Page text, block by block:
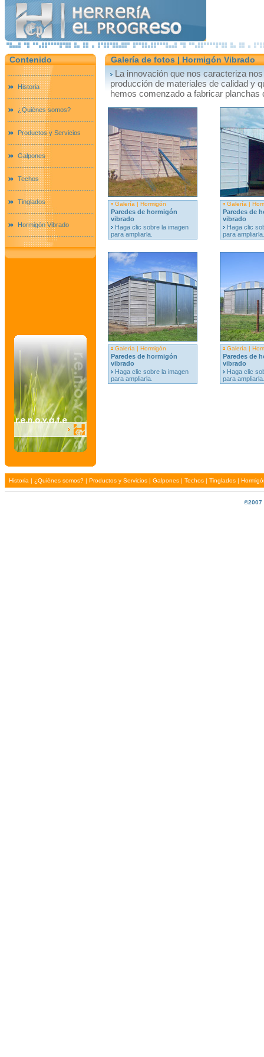
Contenido
Historia
¿Quiénes somos?
Productos y Servicios
Galpones
Techos
Tinglados
Hormigón Vibrado
Galería de fotos | Hormigón Vibrado
La innovación que nos caracteriza
producción de materiales de calidad y
hemos comenzado a fabricar planchas
Galería | Hormigón
Paredes de hormigón
vibrado
Haga clic sobre la imagen
para ampliarla.
Galería |
Paredes de
vibrado
Haga clic
para ampliarla.
Galería | Hormigón
Paredes de hormigón
vibrado
Haga clic sobre la imagen
para ampliarla.
Galería |
Paredes de
vibrado
Haga clic
para ampliarla.
Historia | ¿Quiénes somos? | Productos y Servicios | Galpones | Techos | Tinglados |
©2007